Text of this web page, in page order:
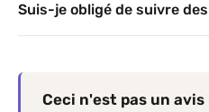
Suis-je obligé de suivre
Ceci n'est pas un avis